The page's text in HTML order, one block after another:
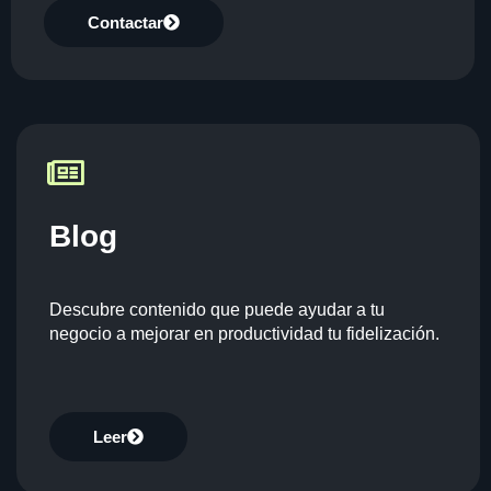
Contactar
Blog
Descubre contenido que puede ayudar a tu
negocio a mejorar en productividad tu fidelización.
Leer